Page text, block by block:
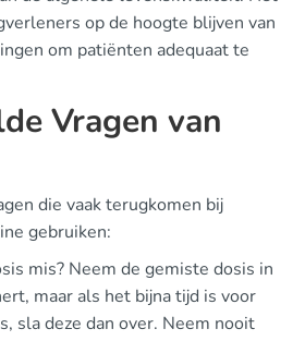
op de hoogte blijven van
om patiënten adequaat te
Vragen van
die vaak terugkomen bij
gebruiken:
mis? Neem de gemiste dosis in
maar als het bijna tijd is voor
sla deze dan over. Neem nooit